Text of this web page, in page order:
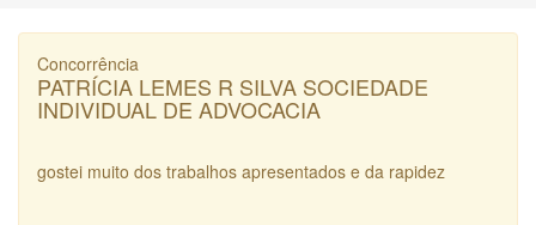
Concorrência
PATRÍCIA LEMES R SILVA SOCIEDADE
INDIVIDUAL DE ADVOCACIA
gostei muito dos trabalhos apresentados e da rapidez